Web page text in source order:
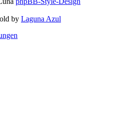
by Laguna Azul